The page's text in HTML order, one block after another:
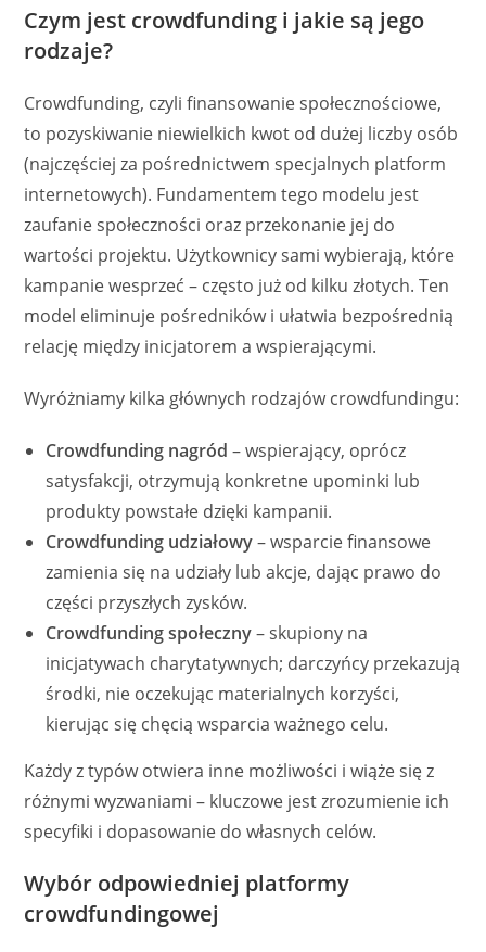
Czym jest crowdfunding i jakie są jego
rodzaje?
Crowdfunding, czyli finansowanie społecznościowe,
to pozyskiwanie niewielkich kwot od dużej liczby osób
(najczęściej za pośrednictwem specjalnych platform
internetowych). Fundamentem tego modelu jest
zaufanie społeczności oraz przekonanie jej do
wartości projektu. Użytkownicy sami wybierają, które
kampanie wesprzeć – często już od kilku złotych. Ten
model eliminuje pośredników i ułatwia bezpośrednią
relację między inicjatorem a wspierającymi.
Wyróżniamy kilka głównych rodzajów crowdfundingu:
Crowdfunding nagród – wspierający, oprócz
satysfakcji, otrzymują konkretne upominki lub
produkty powstałe dzięki kampanii.
Crowdfunding udziałowy– wsparcie finansowe
zamienia się na udziały lub akcje, dając prawo do
części przyszłych zysków.
Crowdfunding społeczny– skupiony na
inicjatywach charytatywnych; darczyńcy przekazują
środki, nie oczekując materialnych korzyści,
kierując się chęcią wsparcia ważnego celu.
Każdy z typów otwiera inne możliwości i wiąże się z
różnymi wyzwaniami – kluczowe jest zrozumienie ich
specyfiki i dopasowanie do własnych celów.
Wybór odpowiedniej platformy
crowdfundingowej